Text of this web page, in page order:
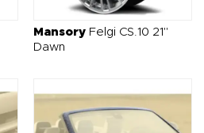
Mansory Felgi CS.10 21"
Dawn